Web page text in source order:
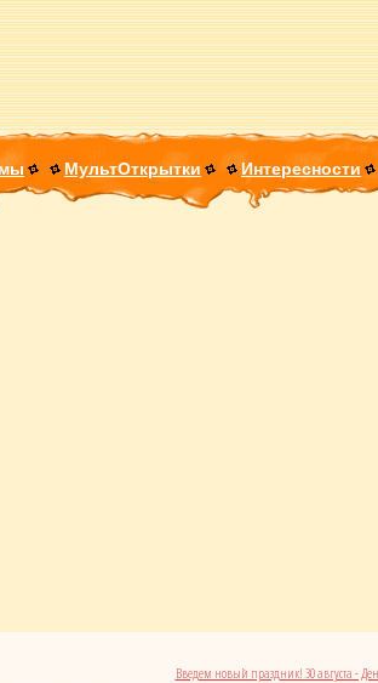
МультОткрытки Интересности
Введем новый праздник! 30 августа -